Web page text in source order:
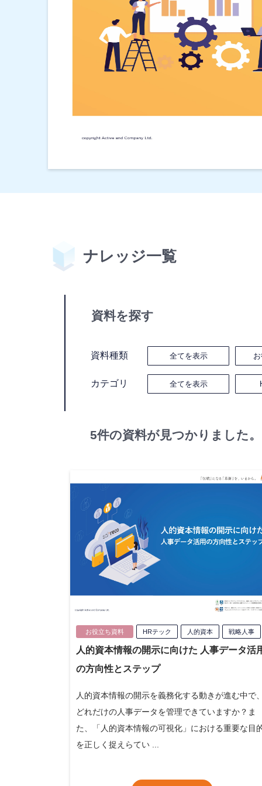
ナレッジ⼀覧
資料を探す
資料種類 全てを表示
カテゴリ 全てを表示
5件の資料が見つかりました。
お役立ち資料 HRテック 人的資本 戦略人事
人的資本情報の開示に向けた 人事データ活
の方向性とステップ
人的資本情報の開示を義務化する動きが進む中で
どれだけの人事データを管理できていますか？ま
た、「人的資本情報の可視化」における重要な目
を正しく捉えらてい ...